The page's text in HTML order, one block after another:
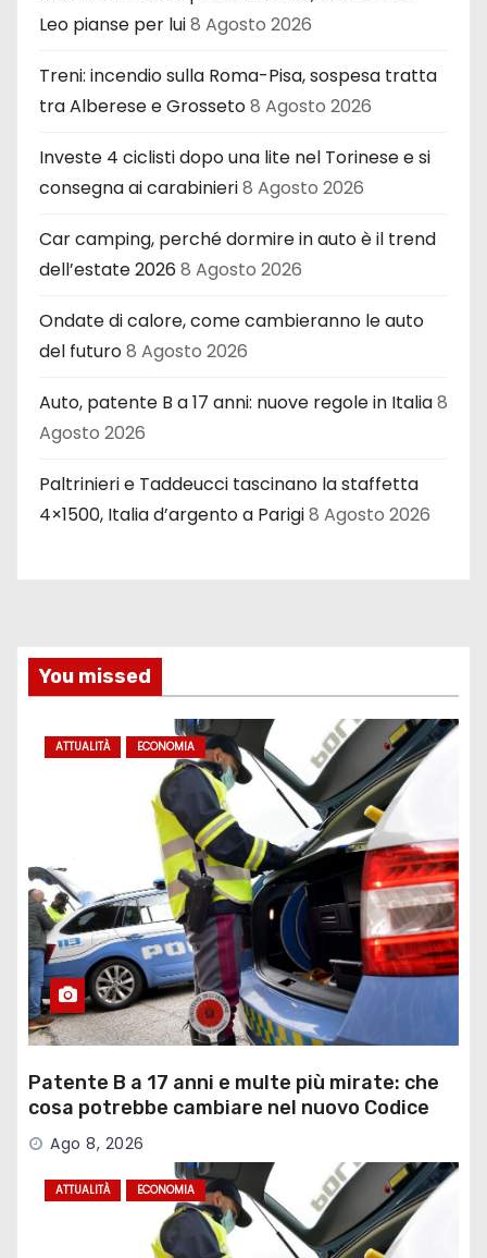
Leo pianse per lui8 Agosto 2026
Treni: incendio sulla Roma-Pisa, sospesa tratta
tra Alberese e Grosseto8 Agosto 2026
Investe 4 ciclisti dopo una lite nel Torinese e si
consegna ai carabinieri8 Agosto 2026
Car camping, perché dormire in auto è il trend
dell’estate 2026 8 Agosto 2026
Ondate di calore, come cambieranno le auto
del futuro8 Agosto 2026
Auto, patente B a 17 anni: nuove regole in Italia8
Agosto 2026
Paltrinieri e Taddeucci tascinano la staffetta
4×1500, Italia d’argento a Parigi8 Agosto 2026
You missed
ATTUALITÀ ECONOMIA
Patente B a 17 anni e multe più mirate: che
cosa potrebbe cambiare nel nuovo Codice
della Strada
Ago 8, 2026
ATTUALITÀ ECONOMIA